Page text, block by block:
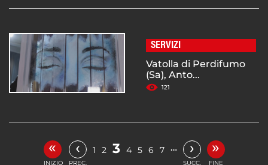
SERVIZI
Vatolla di Perdifumo
(Sa), Anto...
121
«
INIZIO
‹
PREC.
1 2 3 4 5 6 7 … ›
SUCC.
»
FINE